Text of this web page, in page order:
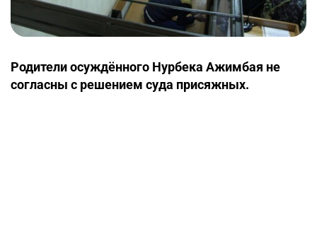
Родители осуждённого Нурбека Ажимбая не
согласны с решением суда присяжных.